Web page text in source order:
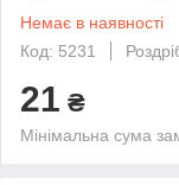
Немає в наявності
Код: 5231
21 ₴
Мінімальна сума